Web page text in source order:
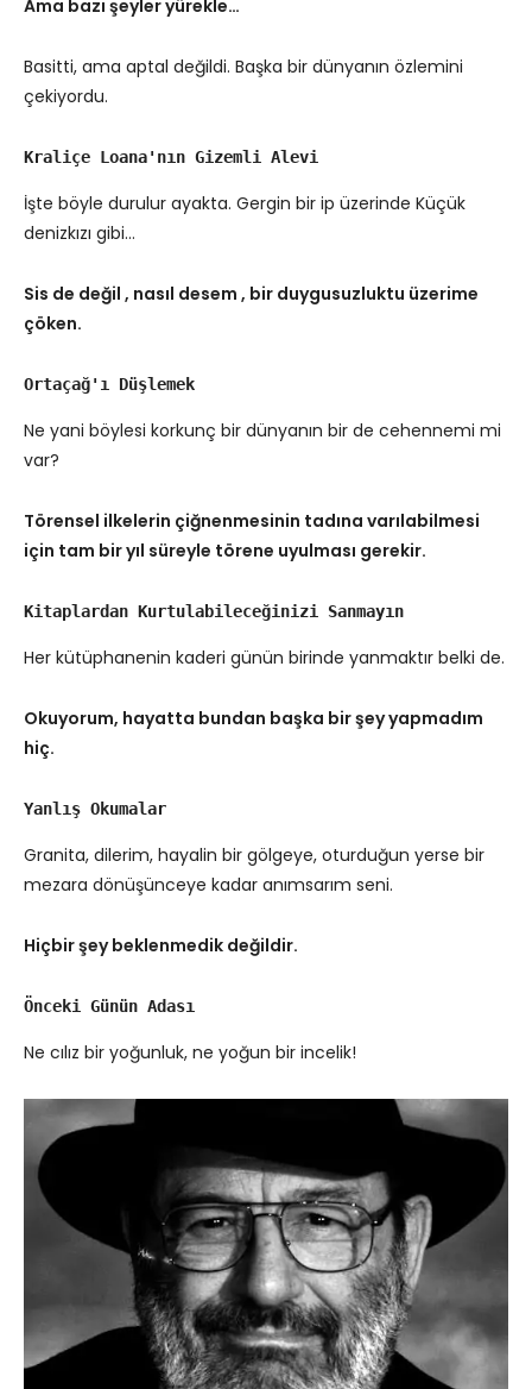
Ama bazı şeyler yürekle…
Basitti, ama aptal değildi. Başka bir dünyanın özlemini
çekiyordu.
Kraliçe Loana'nın Gizemli Alevi
İşte böyle durulur ayakta. Gergin bir ip üzerinde Küçük
denizkızı gibi…
Sis de değil , nasıl desem , bir duygusuzluktu üzerime
çöken.
Ortaçağ'ı Düşlemek
Ne yani böylesi korkunç bir dünyanın bir de cehennemi mi
var?
Törensel ilkelerin çiğnenmesinin tadına varılabilmesi
için tam bir yıl süreyle törene uyulması gerekir.
Kitaplardan Kurtulabileceğinizi Sanmayın
Her kütüphanenin kaderi günün birinde yanmaktır belki de.
Okuyorum, hayatta bundan başka bir şey yapmadım
hiç.
Yanlış Okumalar
Granita, dilerim, hayalin bir gölgeye, oturduğun yerse bir
mezara dönüşünceye kadar anımsarım seni.
Hiçbir şey beklenmedik değildir.
Önceki Günün Adası
Ne cılız bir yoğunluk, ne yoğun bir incelik!